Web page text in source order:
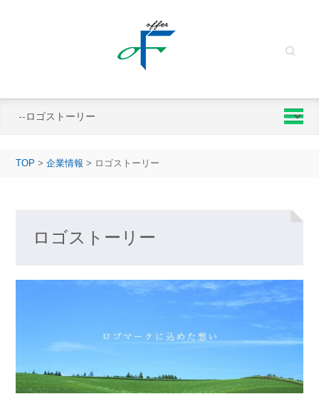
Search
TOP >企業情報 > ロゴストーリー
ロゴストーリー